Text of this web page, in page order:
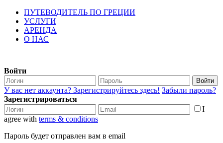
ПУТЕВОДИТЕЛЬ ПО ГРЕЦИИ
УСЛУГИ
АРЕНДА
О НАС
Войти
Войти
У вас нет аккаунта? Зарегистрируйтесь здесь! Забыли пароль?
Зарегистрироваться
I
agree with terms & conditions
Пароль будет отправлен вам в email